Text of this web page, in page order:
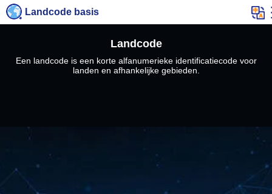
Landcode basis
Landcode
Een landcode is een korte alfanumerieke identificatiecode voor
landen en afhankelijke gebieden.